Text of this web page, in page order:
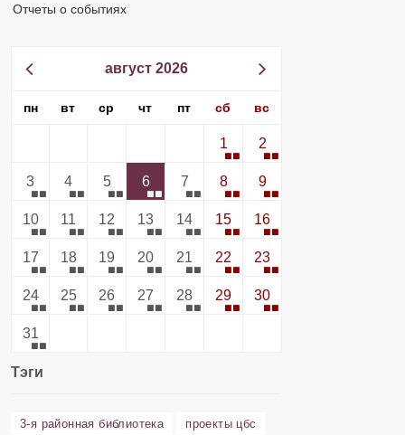
Отчеты о событиях
август 2026
пн вт ср чт пт сб вс
1 2
3 4 5 6 7 8 9
10 11 12 13 14 15 16
17 18 19 20 21 22 23
24 25 26 27 28 29 30
31
Тэги
3-я районная библиотека
проекты цбс